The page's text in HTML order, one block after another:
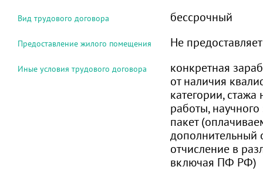
Вид трудового договора бессрочный
Предоставление жилого помещения Не
Иные условия трудового договора
конкретная
от наличия
категории,
работы,
пакет
дополнительный
отчисление в
включая ПФ РФ)